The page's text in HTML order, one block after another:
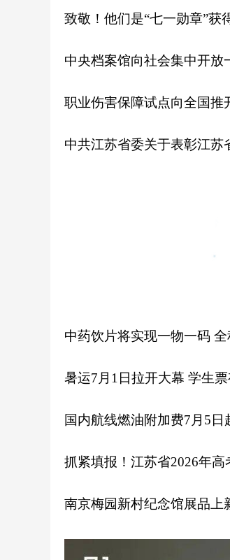
致敬！他们是“七一勋章”获
中央档案馆向社会集中开放
职业伤害保障试点向全国推
中共江苏省委关于表彰江
中药饮片将实现一物一码
暑运7月1日拉开大幕 学生
国内航线燃油附加费7月5
抓紧填报！江苏省2026年
南京梅园新村纪念馆展品上